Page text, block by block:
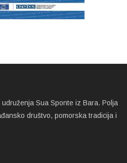
Sua Sponte iz Bara. Polja
društvo, pomorska tradicija i